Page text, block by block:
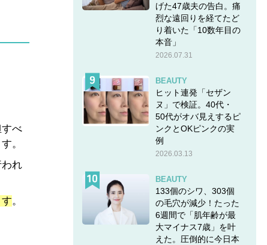
べ
。
れ
。
げた47歳夫の告白。痛
烈な遠回りを経てたど
り着いた「10数年目の
本音」
2026.07.31
BEAUTY
ヒット連発「セザン
ヌ」で検証。40代・
50代がオバ見えするピ
ンクとOKピンクの実
例
2026.03.13
BEAUTY
133個のシワ、303個
の毛穴が減少！たった
6週間で「肌年齢が最
大マイナス7歳」を叶
えた。圧倒的に今日本